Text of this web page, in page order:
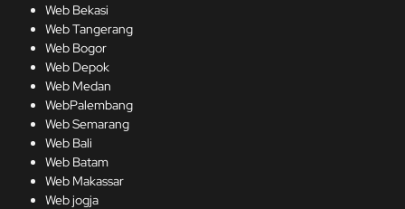
Web Bekasi
Web Tangerang
Web Bogor
Web Depok
Web Medan
WebPalembang
Web Semarang
Web Bali
Web Batam
Web Makassar
Web jogja